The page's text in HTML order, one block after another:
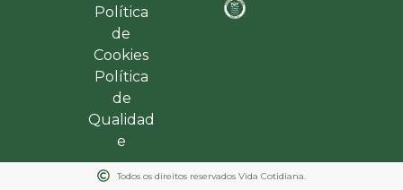
Política
de
Cookies
Política
de
Qualidad
e
Todos os direitos reservados Vida Cotidiana.